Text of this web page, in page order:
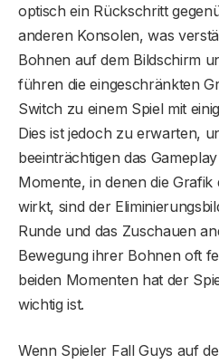
optisch ein Rückschritt
anderen Konsolen, was
Bohnen auf dem Bildschirm
führen die eingeschränkten
Switch zu einem Spiel mit
Dies ist jedoch zu erwarten,
beeinträchtigen das
Momente, in denen die Grafik
wirkt, sind der
Runde und das Zuschauen
Bewegung ihrer Bohnen oft
beiden Momenten hat der
wichtig ist.
Wenn Spieler Fall Guys auf